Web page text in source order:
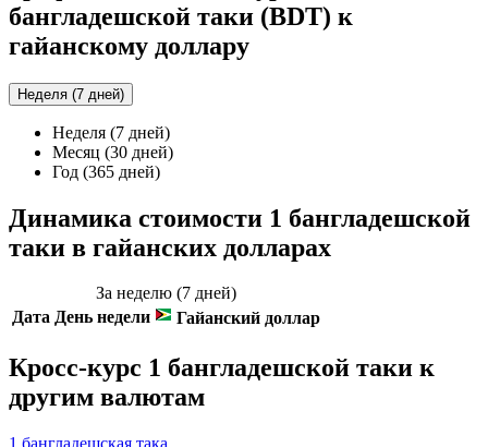
бангладешской таки (BDT) к
гайанскому доллару
Неделя (7 дней)
Неделя (7 дней)
Месяц (30 дней)
Год (365 дней)
Динамика стоимости 1 бангладешской
таки в гайанских долларах
За неделю (7 дней)
Дата День недели Гайанский доллар
Кросс-курс 1 бангладешской таки к
другим валютам